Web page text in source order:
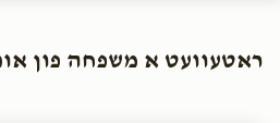
ראטעוועט א משפחה פון